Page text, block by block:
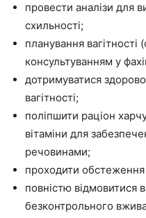
провести аналізи для
схильності;
планування вагітності
консультуванням у
дотримуватися
вагітності;
поліпшити раціон
вітаміни для
речовинами;
проходити обстеження
повністю відмовитися
безконтрольного